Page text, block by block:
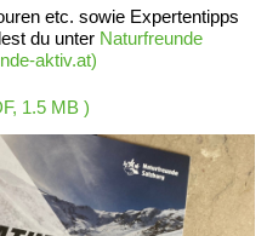
etc. sowie Expertentipps
du unter Naturfreunde
aktiv.at)
1.5 MB )